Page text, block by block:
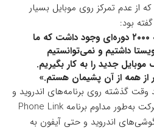
اعتراف کرد که از عدم تمرکز روی موبایل بسیار
بود:
«متأسفم که در اوایل دهه ۲۰۰۰ دوره‌ای وجود داشت که ما
داشتیم و نمی‌توانستیم
جدید را به کار بگیریم.
همه از آن پشیمان هستم.»
وقت گذشته روی برنامه‌های اندروید و
iOS تمرکز داشته است. این شرکت به‌طور مداوم برنامه Phone Link
اندروید و حتی آیفون به